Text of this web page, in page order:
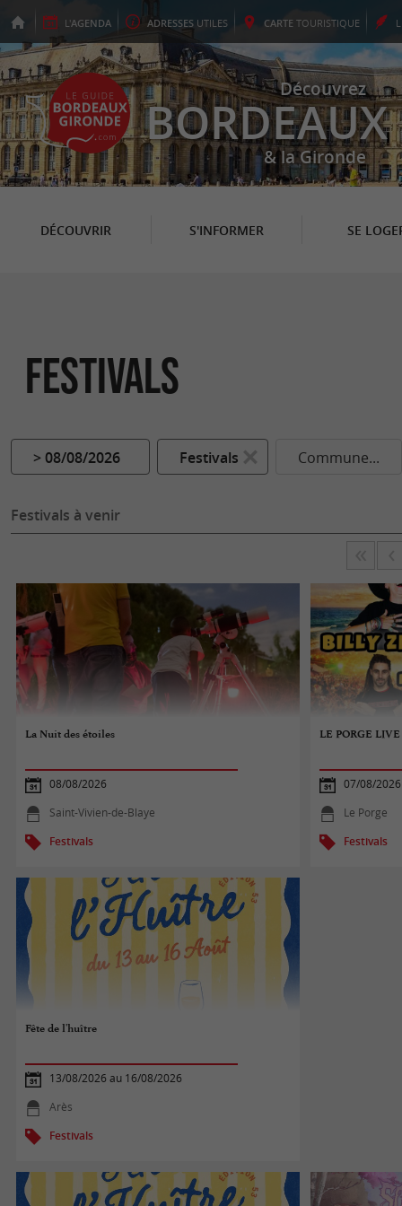
L'AGENDA ADRESSES UTILES CARTE TOURISTIQUE
Découvrez
BORDEAUX
& la Gironde
DÉCOUVRIR S'INFORMER SE
Festivals
> 08/08/2026 Festivals Commune...
Festivals à venir
La Nuit des étoiles
08/08/2026
Saint-Vivien-de-Blaye
Festivals
LE PORGE
07/08/
Le Porge
Festivals
Fête de l'huître
13/08/2026 au 16/08/2026
Arès
Festivals